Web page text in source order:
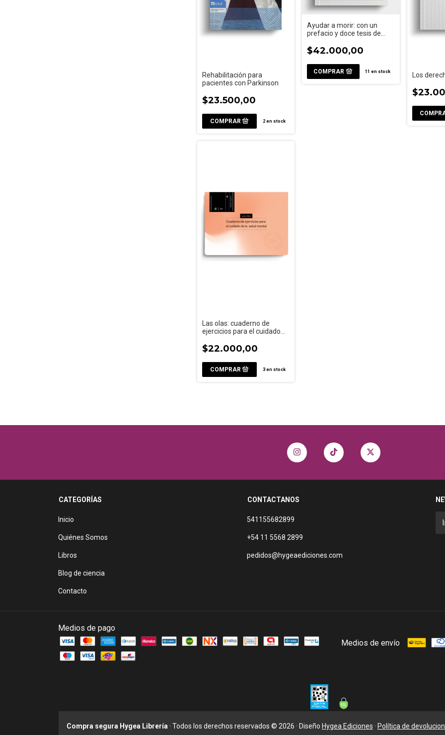
Rehabilitación para
pacientes con Parkinson
$23.500,00
2en stock
Ayudar a morir: con un
prefacio y doce tesis de
$42.000,00
11 en stock Los
Las olas: cuaderno de
ejercicios para el cuidado
$22.000,00
3en stock
CATEGORÍAS
Inicio
Quiénes Somos
Libros
Blog de ciencia
Contacto
CONTACTANOS
541155682899
+54 11 5568 2899
pedidos@hygeaediciones.com
Medios de pago
Medios de envío
Compra segura Hygea Librería · Todos los derechos reservados © 2026 · Diseño Hygea Ediciones · Política de